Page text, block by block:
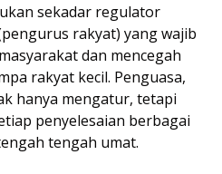
sekadar regulator
rakyat) yang wajib
dan mencegah
rakyat kecil. Penguasa,
hanya mengatur, tetapi
penyelesaian berbagai
tengah umat.